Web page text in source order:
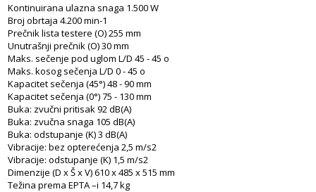
Kontinuirana ulazna snaga 1.500 W
Broj obrtaja 4.200 min-1
Prečnik lista testere (O) 255 mm
Unutrašnji prečnik (O) 30 mm
Maks. sečenje pod uglom L/D 45 - 45 o
Maks. kosog sečenja L/D 0 - 45 o
Kapacitet sečenja (45°) 48 - 90 mm
Kapacitet sečenja (0°) 75 - 130 mm
Buka: zvučni pritisak 92 dB(A)
Buka: zvučna snaga 105 dB(A)
Buka: odstupanje (K) 3 dB(A)
Vibracije: bez opterećenja 2,5 m/s2
Vibracije: odstupanje (K) 1,5 m/s2
Dimenzije (D x Š x V) 610 x 485 x 515 mm
Težina prema EPTA –i 14,7 kg